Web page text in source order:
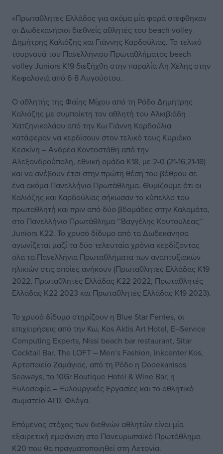
«Πρωταθλητές Ελλάδος για ακόμα μία φορά στέφθηκαν
οι Δωδεκανήσιοι διεθνείς αθλητές του beach volley
Δημήτρης Καλιόζης και Γιάννης Καρδούλιας. Το τελικό
τουρνουά του Πανελλήνιου Πρωταθλήματος beach
volley Juniors Κ19 διεξήχθη στην παραλία Αη Χέλης στην
Κεφαλονιά από 6-8 Αυγούστου.
Ο αθλητής της Φαίης Μίχου από τη Ρόδο Δημήτρης
Καλιόζης με συμπαίκτη τον αθλητή του Αλκιβιάδη
Χατζηνικολάου από την Κω Γιάννη Καρδούλια
κατάφεραν να κερδίσουν στον τελικό τους Κυριάκο
Κεσκίνη – Ανδρέα Κοντοστάθη από την
Αλεξανδρούπολη, εθνική ομάδα Κ18, με 2-0 (21-16,21-18)
και να ανέβουν έτσι στην πρώτη θέση του βάθρου σε
ένα ακόμα Πανελλήνιο Πρωτάθλημα. Θυμίζουμε ότι οι
Καλιόζης και Καρδούλιας σήκωσαν το κύπελλο του
πρωταθλητή και πριν από δύο βδομάδες στην Καλαμάτα,
στο Πανελλήνιο Πρωτάθλημα ‘’Βαγγέλης Κουτουλέας’’
Juniors Κ22. Το χρυσό δίδυμο από τα Δωδεκάνησα
αγωνίζεται μαζί τα δύο τελευταία χρόνια κερδίζοντας
όλα τα Πανελλήνια Πρωταθλήματα των αναπτυξιακών
ηλικιών στις οποίες ανήκουν (Πρωταθλητές Ελλάδας Κ19
2022, Πρωταθλητές Ελλάδας Κ22 2022, Πρωταθλητές
Ελλάδας Κ22 2023 και Πρωταθλητές Ελλάδας Κ19 2023).
Το χρυσό δίδυμο στηρίζουν η Blue Star Ferries, οι
επιχειρήσεις από την Κω, Kos Aktis Art Hotel, E–Service
Computing Experts, Nissi beach bar restaurant, Sitar
Cocktail Bar, The LOFT – Men‘s Fashion, Inkcenter Kos,
Αρτοποιείο Ζαμάγιας, από τη Ρόδο η Dodekanisos
Seaways, το 10Gr Boutique Hotel & Wine Bar, η
Ξυλοσοφία – Ξυλουργικές Εργασίες και το αθλητικό
σωματείο ΑΠΣ Φλόγα.
Επόμενος στόχος των διεθνών αθλητών είναι μία
εξαιρετική εμφάνιση στο Πανευρωπαϊκό Πρωτάθλημα
Κ20 που θα πραγματοποιηθεί στη Λετονία.